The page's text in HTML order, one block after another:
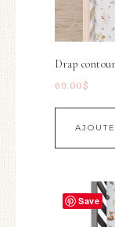
Drap
69.00 $
Save